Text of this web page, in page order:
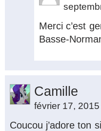
Merci c’est
Basse-
Camille
février 17,
Coucou j’adore ton